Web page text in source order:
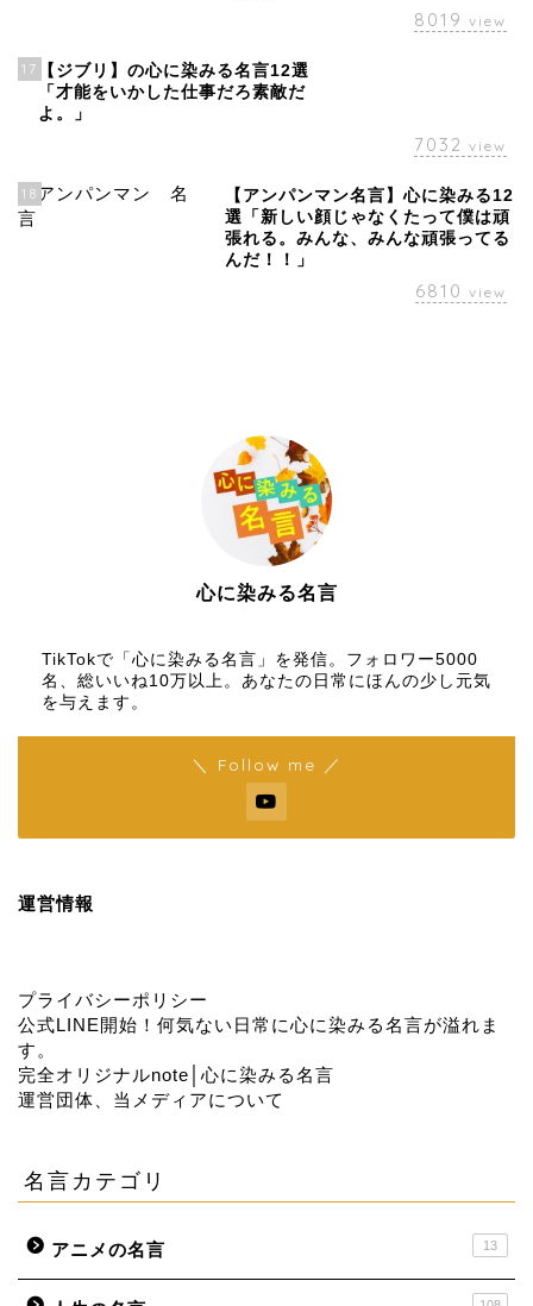
8019 view
17
【ジブリ】の心に染みる名言12選
「才能をいかした仕事だろ素敵だ
よ。」
7032 view
18
【アンパンマン名言】心に染みる12
選「新しい顔じゃなくたって僕は頑
張れる。みんな、みんな頑張ってる
んだ！！」
6810 view
心に染みる名言
TikTokで「心に染みる名言」を発信。フォロワー5000
名、総いいね10万以上。あなたの日常にほんの少し元気
を与えます。
＼ Follow me ／
運営情報
プライバシーポリシー
公式LINE開始！何気ない日常に心に染みる名言が溢れま
す。
完全オリジナルnote│心に染みる名言
運営団体、当メディアについて
名言カテゴリ
アニメの名言 13